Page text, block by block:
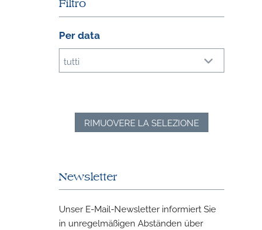
Filtro
Per data
tutti
RIMUOVERE LA SELEZIONE
Newsletter
Unser E-Mail-Newsletter informiert Sie
in unregelmäßigen Abständen über